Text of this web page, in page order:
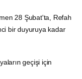
28 Şubat'ta, Refah
bir duyuruya kadar
geçişi için